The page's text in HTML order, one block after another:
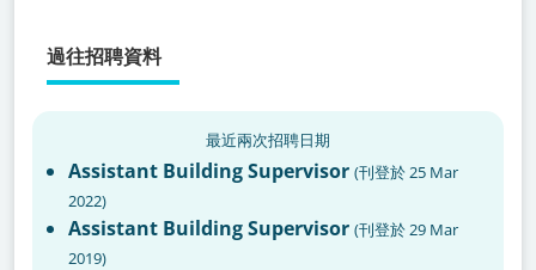
過往招聘資料
最近兩次招聘日期
Assistant Building Supervisor (刊登於25 Mar
2022)
Assistant Building Supervisor (刊登於29 Mar
2019)